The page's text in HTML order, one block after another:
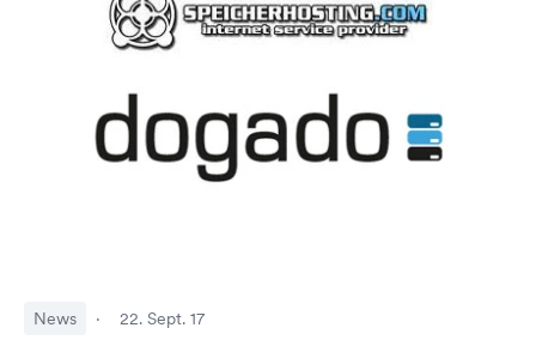
News · 22. Sept. 17